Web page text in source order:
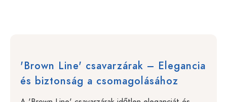
'Brown Line' csavarzárak – Elegancia
és biztonság a csomagolásához